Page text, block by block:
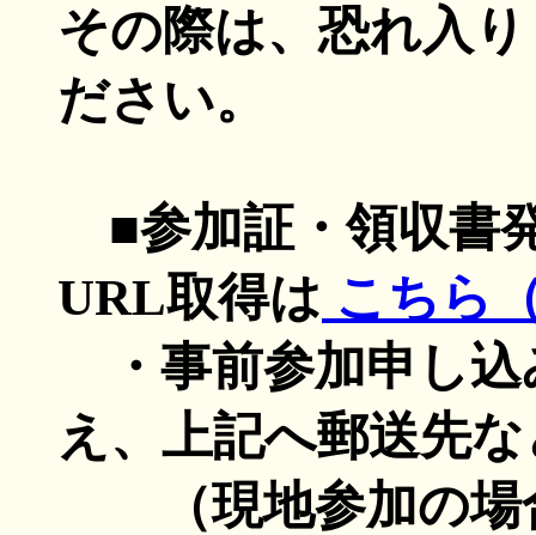
その際は、恐れ入
ださい。
■参加証・領収書
URL取得は こちら
・事前参加申し込
え、上記へ郵送先
（現地参加の場